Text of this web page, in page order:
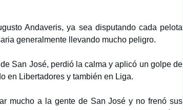
Andaveris, ya sea disputando cada pelota
generalmente llevando mucho peligro.
San José, perdió la calma y aplicó un golpe de
en Libertadores y también en Liga.
mucho a la gente de San José y no frenó sus